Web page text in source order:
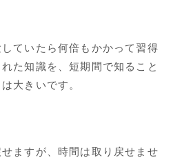
ていたら何倍もかかって習得
た知識を、短期間で知ること
大きいです。
ますが、時間は取り戻せませ